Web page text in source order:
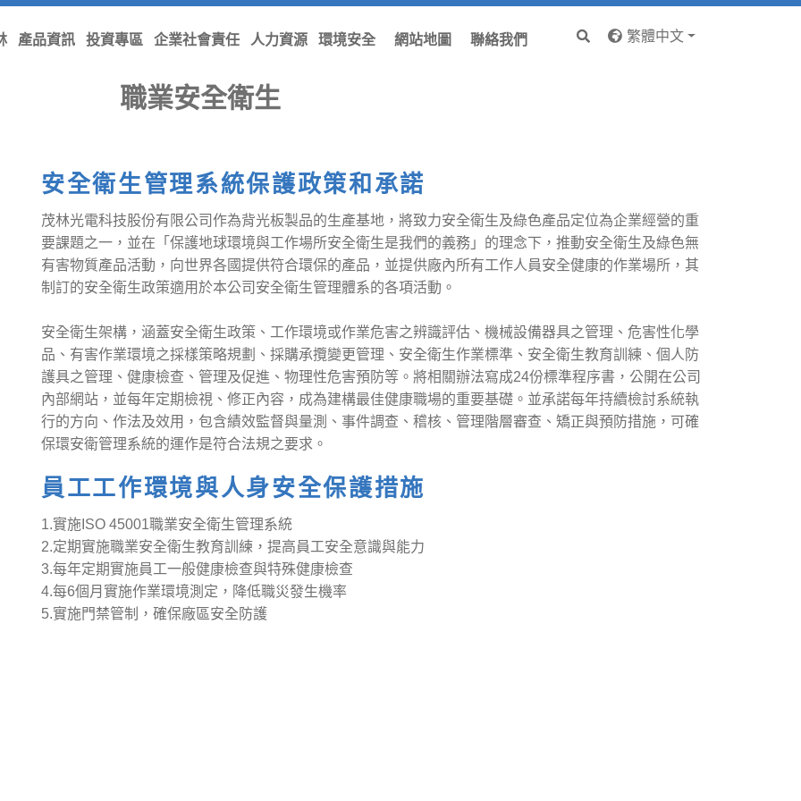
產品資訊 投資專區 企業社會責任 人力資源 環境安全 網站地圖 聯絡我們 繁體中文
職業安全衛生
安全衛生管理系統保護政策和承諾
茂林光電科技股份有限公司作為背光板製品的生產基地，將致力安全衛生及綠色產品定位為企業經營的重
要課題之一，並在「保護地球環境與工作場所安全衛生是我們的義務」的理念下，推動安全衛生及綠色無
有害物質產品活動，向世界各國提供符合環保的產品，並提供廠內所有工作人員安全健康的作業場所，其
制訂的安全衛生政策適用於本公司安全衛生管理體系的各項活動。
安全衛生架構，涵蓋安全衛生政策、工作環境或作業危害之辨識評估、機械設備器具之管理、危害性化學
品、有害作業環境之採樣策略規劃、採購承攬變更管理、安全衛生作業標準、安全衛生教育訓練、個人防
護具之管理、健康檢查、管理及促進、物理性危害預防等。將相關辦法寫成24份標準程序書，公開在公司
內部網站，並每年定期檢視、修正內容，成為建構最佳健康職場的重要基礎。並承諾每年持續檢討系統執
行的方向、作法及效用，包含績效監督與量測、事件調查、稽核、管理階層審查、矯正與預防措施，可確
保環安衛管理系統的運作是符合法規之要求。
員工工作環境與人身安全保護措施
1.實施ISO 45001職業安全衛生管理系統
2.定期實施職業安全衛生教育訓練，提高員工安全意識與能力
3.每年定期實施員工一般健康檢查與特殊健康檢查
4.每6個月實施作業環境測定，降低職災發生機率
5.實施門禁管制，確保廠區安全防護